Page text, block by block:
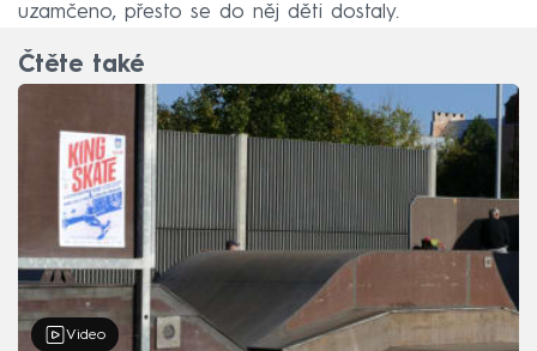
uzamčeno, přesto se do něj děti dostaly.
Čtěte také
Video